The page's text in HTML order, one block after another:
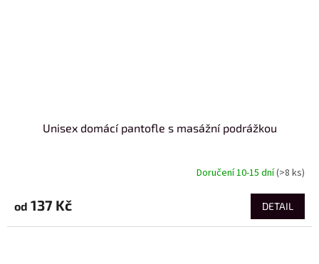
Unisex domácí pantofle s masážní podrážkou
Doručení 10-15 dní(>8 ks)
od 137 Kč DETAIL